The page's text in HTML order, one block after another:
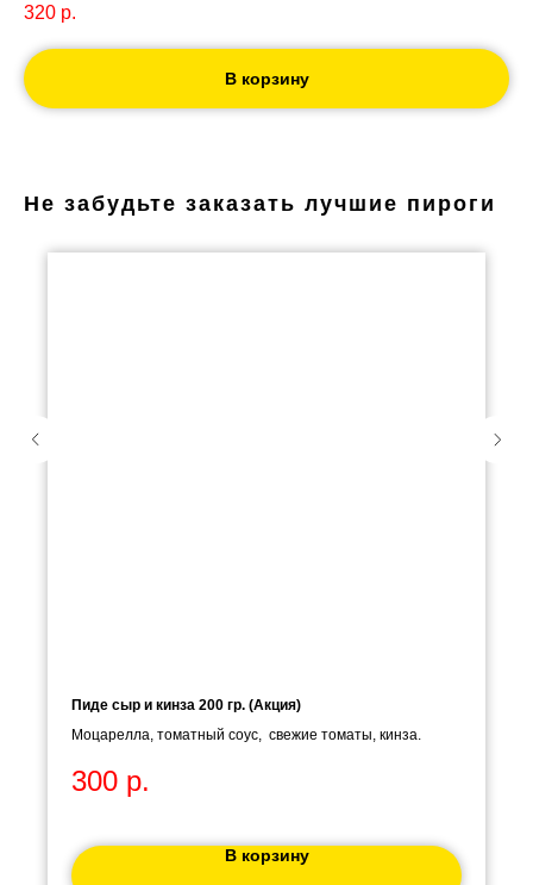
320 р.
В корзину
Не забудьте заказать лучшие пироги
Пиде сыр и кинза 200 гр. (Акция)
Моцарелла, томатный соус, свежие томаты, кинза.
300 р.
В корзину